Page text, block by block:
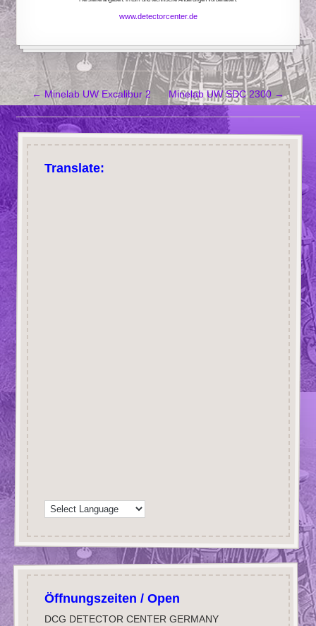
www.detectorcenter.de
← Minelab UW Excalibur 2 Minelab UW SDC 2300 →
Translate:
Öffnungszeiten / Open
DCG DETECTOR CENTER GERMANY